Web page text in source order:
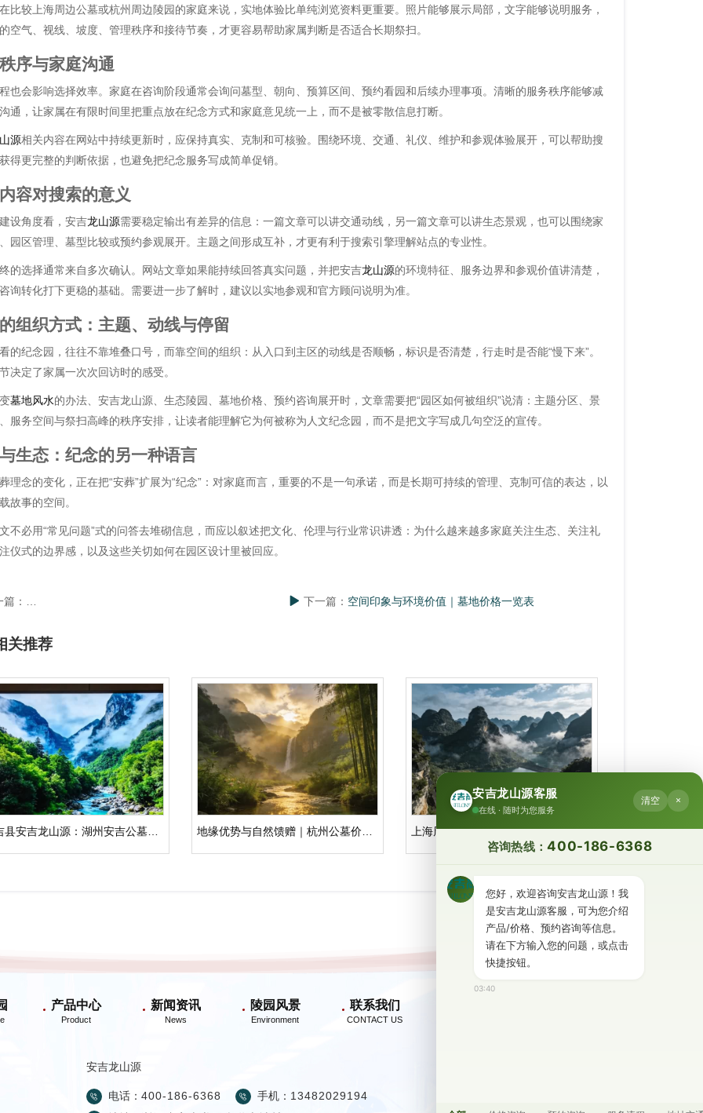
比较上海周边公墓或杭州周边陵园的家庭来说，实地体验比单纯浏览资料更重要。照片能够展示局部，文字能够说明服务，
空气、视线、坡度、管理秩序和接待节奏，才更容易帮助家属判断是否适合长期祭扫。
序与家庭沟通
也会影响选择效率。家庭在咨询阶段通常会询问墓型、朝向、预算区间、预约看园和后续办理事项。清晰的服务秩序能够减
通，让家属在有限时间里把重点放在纪念方式和家庭意见统一上，而不是被零散信息打断。
源相关内容在网站中持续更新时，应保持真实、克制和可核验。围绕环境、交通、礼仪、维护和参观体验展开，可以帮助搜
得更完整的判断依据，也避免把纪念服务写成简单促销。
容对搜索的意义
设角度看，安吉龙山源需要稳定输出有差异的信息：一篇文章可以讲交通动线，另一篇文章可以讲生态景观，也可以围绕家
园区管理、墓型比较或预约参观展开。主题之间形成互补，才更有利于搜索引擎理解站点的专业性。
的选择通常来自多次确认。网站文章如果能持续回答真实问题，并把安吉龙山源的环境特征、服务边界和参观价值讲清楚，
询转化打下更稳的基础。需要进一步了解时，建议以实地参观和官方顾问说明为准。
组织方式：主题、动线与停留
的纪念园，往往不靠堆叠口号，而靠空间的组织：从入口到主区的动线是否顺畅，标识是否清楚，行走时是否能“慢下来”。
决定了家属一次次回访时的感受。
墓地风水的办法、安吉龙山源、生态陵园、墓地价格、预约咨询展开时，文章需要把“园区如何被组织”说清：主题分区、景
服务空间与祭扫高峰的秩序安排，让读者能理解它为何被称为人文纪念园，而不是把文字写成几句空泛的宣传。
生态：纪念的另一种语言
理念的变化，正在把“安葬”扩展为“纪念”：对家庭而言，重要的不是一句承诺，而是长期可持续的管理、克制可信的表达，以
故事的空间。
不必用“常见问题”式的问答去堆砌信息，而应以叙述把文化、伦理与行业常识讲透：为什么越来越多家庭关注生态、关注礼
仪式的边界感，以及这些关切如何在园区设计里被回应。
篇： 「松江便宜墓园」与更近的选择：丘陵竹林环境里的人文纪念表达｜松江便宜墓园
下一篇： 空间印象与环境价值｜墓地价格一览表
关推荐
上海周边墓园安吉龙山源｜人文纪念园的空间与叙事解读
产品中心 新闻资讯 陵园风景 联系我们
安吉龙山源
电话： 400-186-6368 手机： 13482029194
安吉龙山源客服
在线 · 随时为您服务
清空 ×
咨询热线：400-186-6368
您好，欢迎咨询安吉龙山源！我
是安吉龙山源客服，可为您介绍
产品/价格、预约咨询等信息。
请在下方输入您的问题，或点击
快捷按钮。
03:40